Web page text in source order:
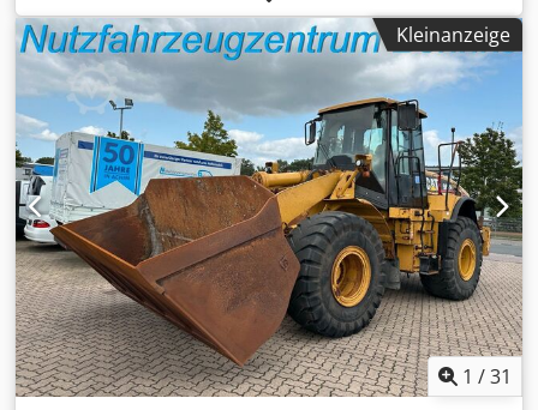
Betriebsgewicht:12.600 kg, Achsen-Konfiguration:4x4,
Erstzulassung:10/1998, Baujahr:1998, Betriebsstunden:
17.762 h, Kraftstoff: Diesel, Ausstattung: Allradantrieb,
Palettengabeln, RADLADER CATERPILLAR IT28G
Schnellwechselsystem! Palettengabel gegen Aufpreis.
17762 Betriebsstunden 12600 kg Eigengewicht 93KW
Produkt Nummer: 9AR00289 Technisch in Ordnung!
Cjdpfxji Tmhpj Acysha Tel. 44
Kleinanzeige
1 /31